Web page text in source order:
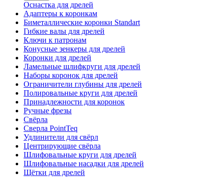
Оснастка для дрелей
Адаптеры к коронкам
Биметаллические коронки Standart
Гибкие валы для дрелей
Ключи к патронам
Конусные зенкеры для дрелей
Коронки для дрелей
Ламельные шлифкруги для дрелей
Наборы коронок для дрелей
Ограничители глубины для дрелей
Полировальные круги для дрелей
Принадлежности для коронок
Ручные фрезы
Свёрла
Сверла PointTeq
Удлинители для свёрл
Центрирующие свёрла
Шлифовальные круги для дрелей
Шлифовальные насадки для дрелей
Щётки для дрелей